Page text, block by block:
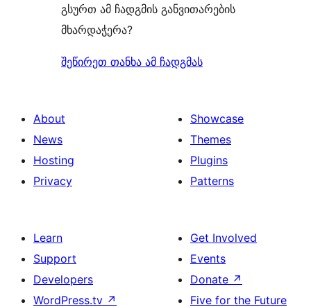
გსურთ ამ ჩადგმის განვითარების
მხარდაჭერა?
შეწირეთ თანხა ამ ჩადგმას
About
News
Hosting
Privacy
Showcase
Themes
Plugins
Patterns
Learn
Support
Developers
WordPress.tv ↗
Get Involved
Events
Donate ↗
Five for the Future